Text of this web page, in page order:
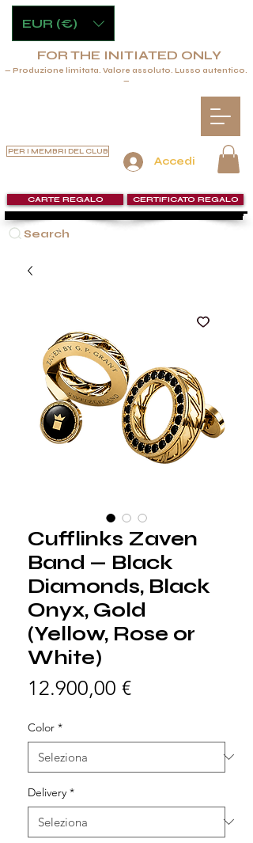
Accedi
PER I MEMBRI DEL CLUB
Search
CARTE REGALO CERTIFICATO REGALO
FOR THE INITIATED ONLY
— Produzione limitata. Valore assoluto. Lusso autentico.
—
EUR (€)
Cufflinks Zaven
Band — Black
Diamonds, Black
Onyx, Gold
(Yellow, Rose or
White)
12.900,00 €Prezzo
Color *
Delivery *